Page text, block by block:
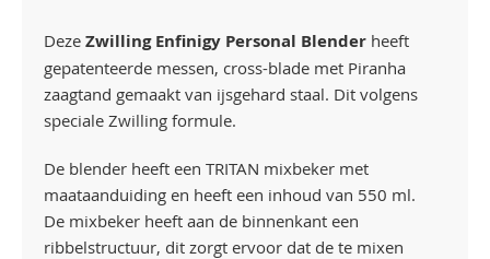
Deze Zwilling Enfinigy Personal Blender heeft
gepatenteerde messen, cross-blade met Piranha
zaagtand gemaakt van ijsgehard staal. Dit volgens
speciale Zwilling formule.
De blender heeft een TRITAN mixbeker met
maataanduiding en heeft een inhoud van 550 ml.
De mixbeker heeft aan de binnenkant een
ribbelstructuur, dit zorgt ervoor dat de te mixen